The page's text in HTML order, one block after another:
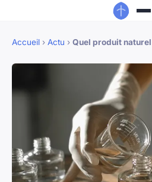
Accueil › Actu › Quel produit